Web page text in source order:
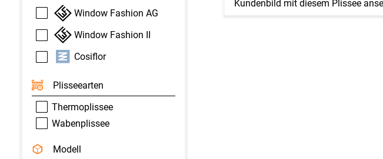
Window Fashion AG
Window Fashion II
Cosiflor
Plisseearten
Thermoplissee
Wabenplissee
Modell
Kundenbild mit diesem Plissee